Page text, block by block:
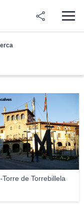
Torre de Torrebillela